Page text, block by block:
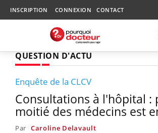
INSCRIPTION CONNEXION CONTACT
QUESTION D'ACTU
Enquête de la CLCV
Consultations à l'hôpital :
moitié des médecins est
Par Caroline Delavault